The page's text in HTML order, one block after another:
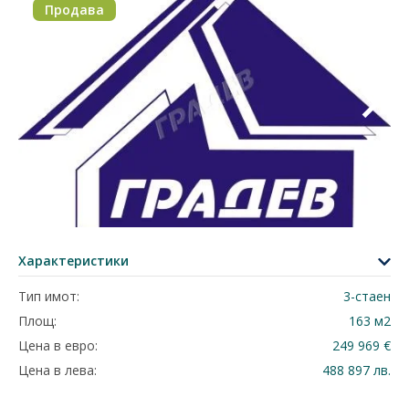
Продава
Характеристики
Тип имот:
3-стаен
Площ:
163 м2
Цена в евро:
249 969 €
Цена в лева:
488 897 лв.